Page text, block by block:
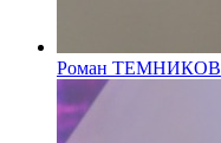
Роман ТЕМНИКОВ